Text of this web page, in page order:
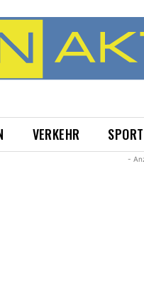
VERKEHR SPORT
-